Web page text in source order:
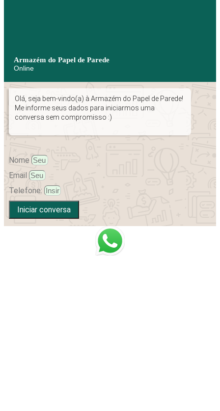
Armazém do Papel de Parede
Online
Olá, seja bem-vindo(a) à Armazém do Papel de Parede!
Me informe seus dados para iniciarmos uma
conversa sem compromisso :)
Nome
Email
Telefone:
Iniciar conversa